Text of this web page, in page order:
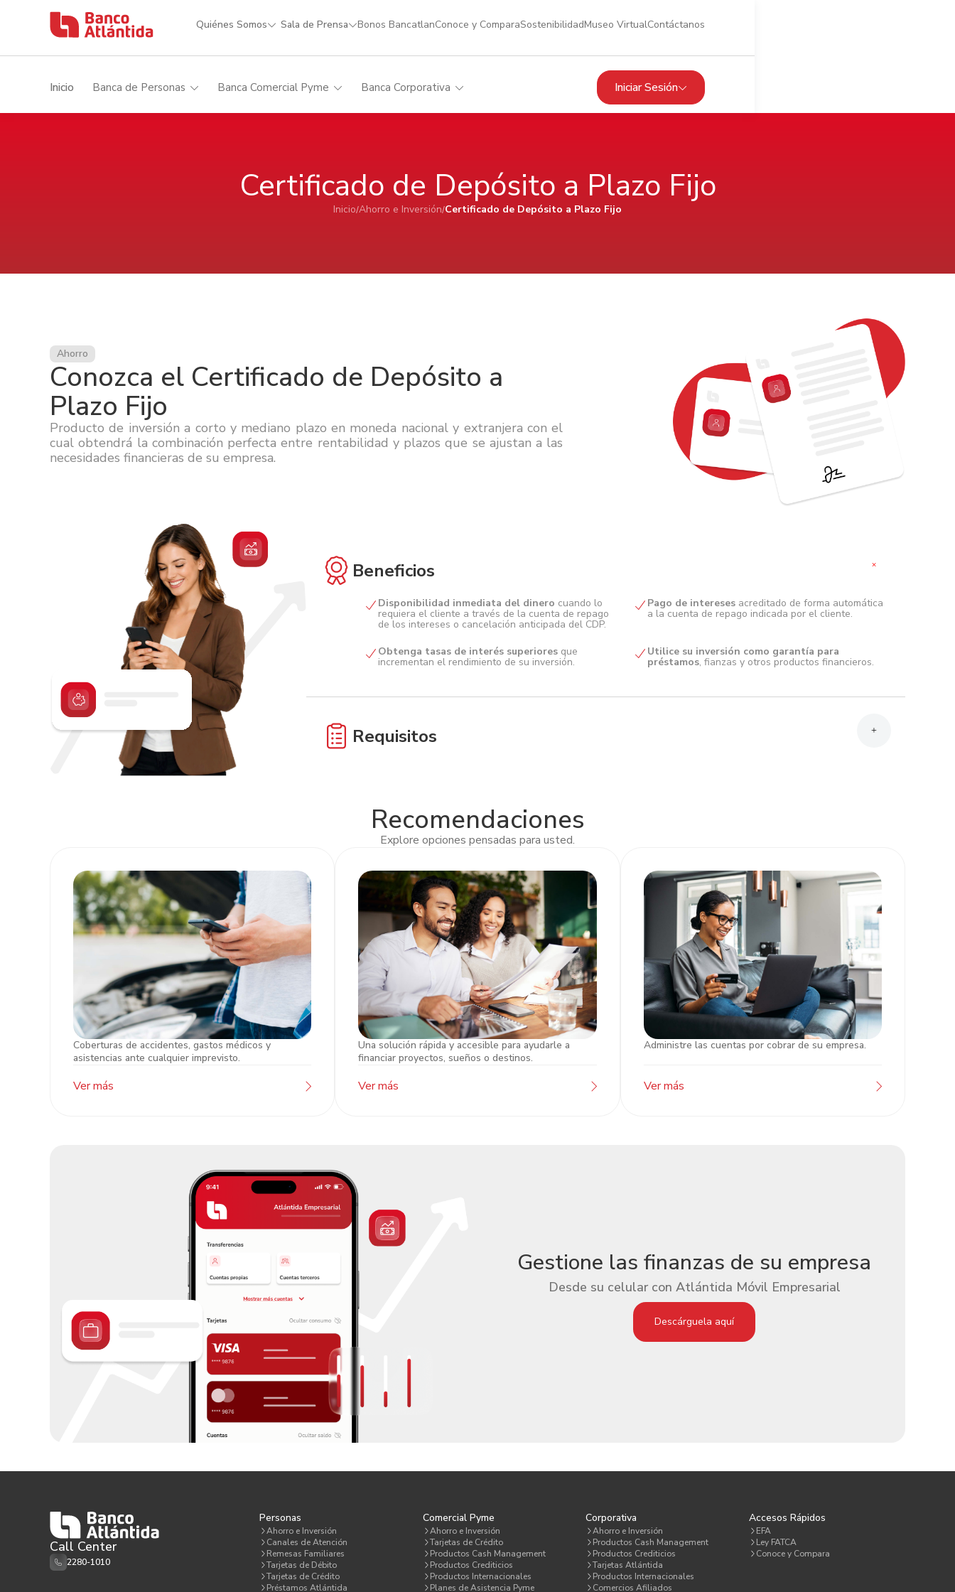
Quiénes Somos Sala de Prensa Bonos BancatlanConoce y ComparaSostenibilidadMuseo VirtualContáctanos
Inicio Banca de Personas Banca Comercial Pyme Banca Corporativa Iniciar Sesión
Certificado de Depósito a Plazo Fijo
Inicio Ahorro e Inversión Certificado de Depósito a Plazo Fijo
Ahorro
Conozca el Certificado de Depósito a
Plazo Fijo
Producto de inversión a corto y mediano plazo en moneda nacional y extranjera con el
cual obtendrá la combinación perfecta entre rentabilidad y plazos que se ajustan a las
necesidades financieras de su empresa.
Beneficios +
Disponibilidad inmediata del dinero cuando lo
requiera el cliente a través de la cuenta de repago
de los intereses o cancelación anticipada del CDP.
Pago de intereses acreditado de forma automática
a la cuenta de repago indicada por el cliente.
Obtenga tasas de interés superiores que
incrementan el rendimiento de su inversión.
Utilice su inversión como garantía para
préstamos, fianzas y otros productos financieros.
Requisitos +
Presente la escriturade constitución de la sociedad
registrada en el Registro de la Propiedad.
Recomendaciones
Explore opciones pensadas para usted.
Asistencia Atlántida
Coberturas de accidentes, gastos médicos y
asistencias ante cualquier imprevisto.
Ver más
Préstamo Empresarial
Una solución rápida y accesible para ayudarle a
financiar proyectos, sueños o destinos.
Ver más
Unipago Atlántida
Administre las cuentas por cobrar de su empresa.
Ver más
Gestione las finanzas de su empresa
Desde su celular con Atlántida Móvil Empresarial
Descárguela aquí
Call Center
2280-1010
Personas
Ahorro e Inversión
Canales de Atención
Remesas Familiares
Tarjetas de Débito
Tarjetas de Crédito
Préstamos Atlántida
Comercial Pyme
Ahorro e Inversión
Tarjetas de Crédito
Productos Cash Management
Productos Crediticios
Productos Internacionales
Planes de Asistencia Pyme
Corporativa
Ahorro e Inversión
Productos Cash Management
Productos Crediticios
Tarjetas Atlántida
Productos Internacionales
Comercios Afiliados
Accesos Rápidos
EFA
Ley FATCA
Conoce y Compara